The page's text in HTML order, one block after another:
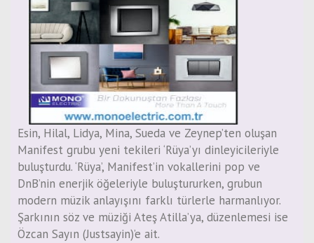
Esin, Hilal, Lidya, Mina, Sueda ve Zeynep’ten oluşan
Manifest grubu yeni tekileri ‘Rüya’yı dinleyicileriyle
buluşturdu. ‘Rüya’, Manifest’in vokallerini pop ve
DnB’nin enerjik öğeleriyle buluştururken, grubun
modern müzik anlayışını farklı türlerle harmanlıyor.
Şarkının söz ve müziği Ateş Atilla’ya, düzenlemesi ise
Özcan Sayın (Justsayin)’e ait.